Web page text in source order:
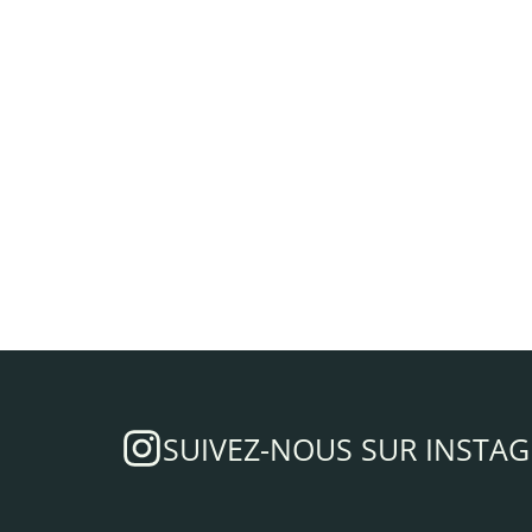
SUIVEZ-NOUS SUR